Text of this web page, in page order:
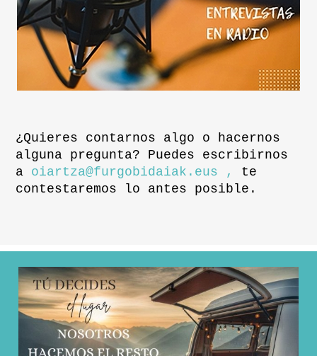
¿Quieres contarnos algo o hacernos
alguna pregunta? Puedes escribirnos
a oiartza@furgobidaiak.eus ,
te
contestaremos lo antes posible.